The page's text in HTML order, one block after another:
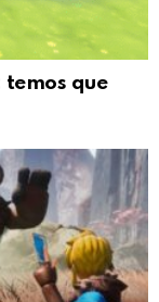
temos que